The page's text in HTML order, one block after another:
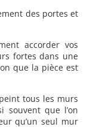
des portes et
accorder vos
fortes dans une
que la pièce est
tous les murs
souvent que l’on
qu’un seul mur